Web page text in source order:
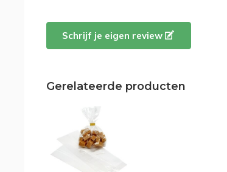
Schrijf je eigen review
Gerelateerde producten